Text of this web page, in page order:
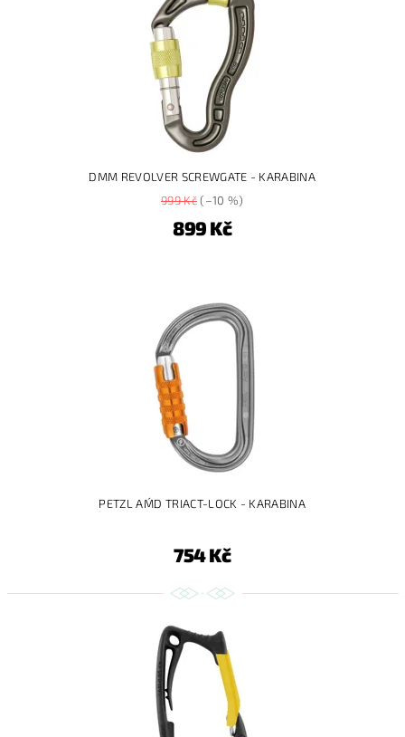
DMM REVOLVER SCREWGATE - KARABINA
999 Kč(–10 %)
899 Kč
PETZL AM´D TRIACT-LOCK - KARABINA
754 Kč